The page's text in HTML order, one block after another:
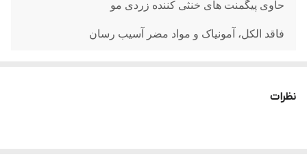
حاوی پیگمنت های خنثی کننده زردی مو
فاقد الکل، آمونیاک و مواد مضر آسیب رسان
نظرات